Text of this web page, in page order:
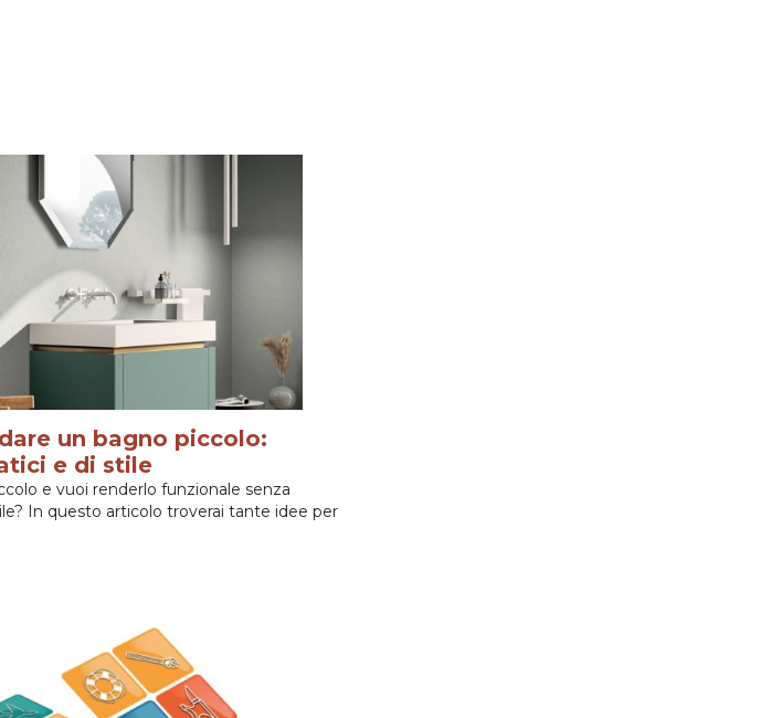
un bagno piccolo:
e di stile
e vuoi renderlo funzionale senza
In questo articolo troverai tante idee per